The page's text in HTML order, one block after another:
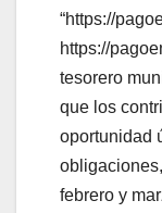
“https://
https://
tesorero
que los
oportunidad
febrero y